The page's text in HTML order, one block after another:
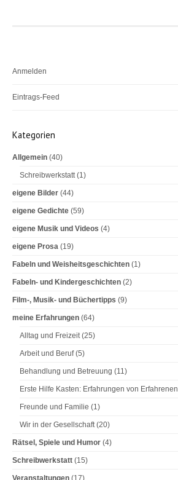
-
a
i
g
t
i
o
n
Anmelden
Eintrags-Feed
Kategorien
Allgemein (40)
Schreibwerkstatt(1)
eigene Bilder (44)
eigene Gedichte (59)
eigene Musik und Videos (4)
eigene Prosa (19)
Fabeln und Weisheitsgeschichten (1)
Fabeln- und Kindergeschichten (2)
Film-, Musik- und Büchertipps (9)
meine Erfahrungen (64)
Alltag und Freizeit(25)
Arbeit und Beruf(5)
Behandlung und Betreuung (11)
Erste Hilfe Kasten: Erfahrungen von Erfahrenen
Freunde und Familie (1)
Wir in der Gesellschaft(20)
Rätsel, Spiele und Humor (4)
Schreibwerkstatt (15)
Veranstaltungen (17)